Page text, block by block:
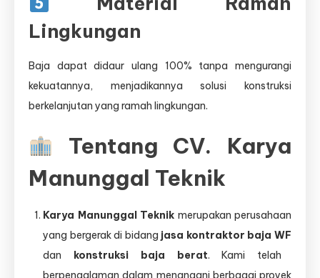
Lingkungan
Baja dapat didaur ulang 100% tanpa mengurangi
kekuatannya, menjadikannya solusi konstruksi
berkelanjutan yang ramah lingkungan.
Tentang CV. Karya
Manunggal Teknik
Karya Manunggal Teknik merupakan perusahaan
yang bergerak di bidang jasa kontraktor baja WF
dan konstruksi baja berat. Kami telah
berpengalaman dalam menangani berbagai proyek